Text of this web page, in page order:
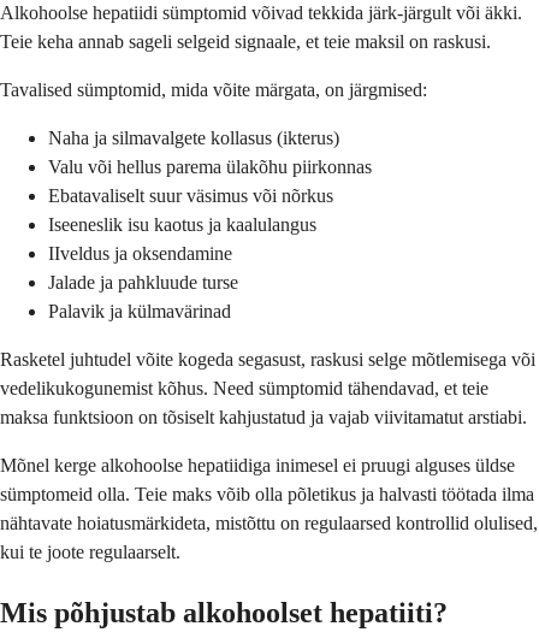
Alkohoolse hepatiidi sümptomid võivad tekkida järk-järgult või äkki.
Teie keha annab sageli selgeid signaale, et teie maksil on raskusi.
Tavalised sümptomid, mida võite märgata, on järgmised:
Naha ja silmavalgete kollasus (ikterus)
Valu või hellus parema ülakõhu piirkonnas
Ebatavaliselt suur väsimus või nõrkus
Iseeneslik isu kaotus ja kaalulangus
IIveldus ja oksendamine
Jalade ja pahkluude turse
Palavik ja külmavärinad
Rasketel juhtudel võite kogeda segasust, raskusi selge mõtlemisega või
vedelikukogunemist kõhus. Need sümptomid tähendavad, et teie
maksa funktsioon on tõsiselt kahjustatud ja vajab viivitamatut arstiabi.
Mõnel kerge alkohoolse hepatiidiga inimesel ei pruugi alguses üldse
sümptomeid olla. Teie maks võib olla põletikus ja halvasti töötada ilma
nähtavate hoiatusmärkideta, mistõttu on regulaarsed kontrollid olulised,
kui te joote regulaarselt.
Mis põhjustab alkohoolset hepatiiti?